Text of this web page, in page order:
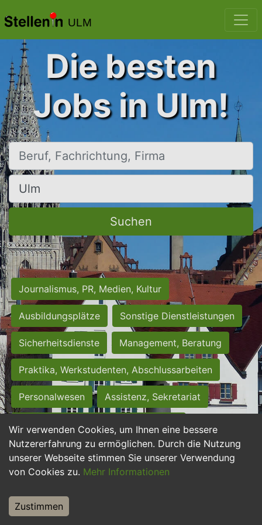
ULM
Wir verwenden Cookies, um Ihnen eine bessere
Nutzererfahrung zu ermöglichen. Durch die Nutzung
unserer Webseite stimmen Sie unserer Verwendung
von Cookies zu. Mehr Informationen
Zustimmen
Die besten
Jobs in Ulm!
Beruf, Fachrichtung, Firma
Ort, Stadt
Suchen
Journalismus, PR, Medien, Kultur
Ausbildungsplätze Sonstige Dienstleistungen
Sicherheitsdienste Management, Beratung
Praktika, Werkstudenten, Abschlussarbeiten
Personalwesen Assistenz, Sekretariat
Hilfskräfte, Aushilfs- und Nebenjobs
Einkauf, Logistik, Materialwirtschaft
Weiterbildung, Studium, duale Ausbildung
Tourismus